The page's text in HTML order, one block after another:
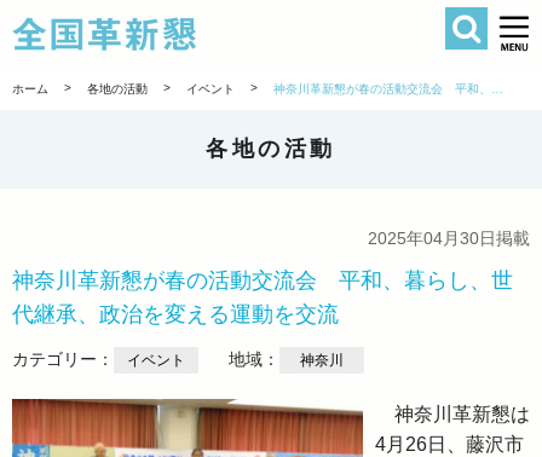
全国革新懇
検索
ホーム > 各地の活動 > イベント >
各地の活動
2025年04月30日掲載
神奈川革新懇が春の活動交流会 平和、暮らし、世
代継承、政治を変える運動を交流
カテゴリー： イベント 地域： 神奈川
神奈川革新懇は
4月26日、藤沢市